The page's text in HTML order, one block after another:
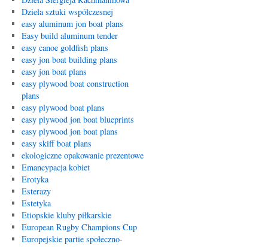
Dzieła sztuki współczesnej
easy aluminum jon boat plans
Easy build aluminum tender
easy canoe goldfish plans
easy jon boat building plans
easy jon boat plans
easy plywood boat construction
plans
easy plywood boat plans
easy plywood jon boat blueprints
easy plywood jon boat plans
easy skiff boat plans
ekologiczne opakowanie prezentowe
Emancypacja kobiet
Erotyka
Esterazy
Estetyka
Etiopskie kluby piłkarskie
European Rugby Champions Cup
Europejskie partie społeczno-